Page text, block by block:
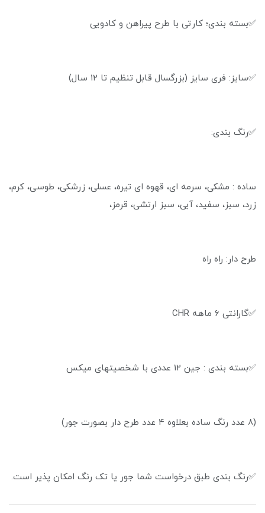
✅بسته بندی؛ کارتی با طرح پیراهن و کادویی
✅سایز: فری سایز (بزرگسال قابل تنظیم تا ۱۲ سال)
✅رنگ بندی:
ساده : مشکی، سرمه ای، قهوه ای تیره، عسلی، زرشکی، طوسی، کرم،
زرد، سبز، سفید، آبی، سبز ارتشی، قرمز،
طرح دار: راه راه
✅گارانتی ۶ ماهه CHR
✅بسته بندی : جین 12 عددی با شخصیتهای میکس
(۸ عدد رنگ ساده بعلاوه ۴ عدد طرح دار بصورت جور)
✅رنگ بندی طبق درخواست شما جور یا تک رنگ امکان پذیر است.